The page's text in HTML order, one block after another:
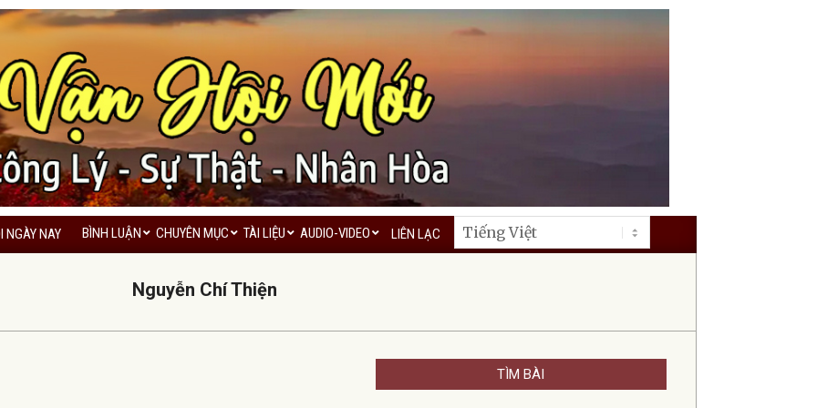
Primary
Menu
NGÀY NAY BÌNH LUẬN CHUYÊN MỤC TÀI LIỆU AUDIO-VIDEO LIÊN LẠC
Nguyễn Chí Thiện
TÌM BÀI